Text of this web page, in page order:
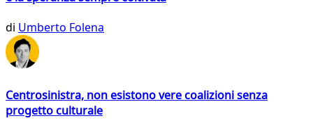
di Umberto Folena
Centrosinistra, non esistono vere coalizioni senza
progetto culturale